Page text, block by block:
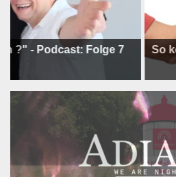
Folge 7 So können